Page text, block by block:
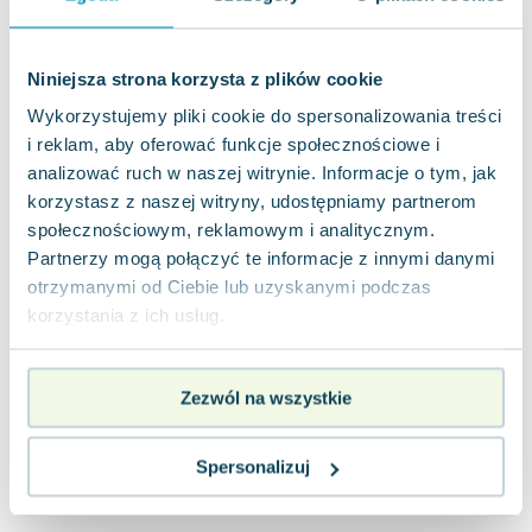
Niniejsza strona korzysta z plików cookie
Wykorzystujemy pliki cookie do spersonalizowania treści
i reklam, aby oferować funkcje społecznościowe i
analizować ruch w naszej witrynie. Informacje o tym, jak
korzystasz z naszej witryny, udostępniamy partnerom
społecznościowym, reklamowym i analitycznym.
Partnerzy mogą połączyć te informacje z innymi danymi
otrzymanymi od Ciebie lub uzyskanymi podczas
korzystania z ich usług.
Zezwól na wszystkie
Spersonalizuj
Aleksander Puszkin
Oscar Wilde
Małgorzata Ohme
Maddie Ziegler
Leszek Czarnecki
Joanna Racewicz
Maria Seweryn
Janina Zającówna
Eric Helms
Anna Prus (oprac.)
Nela Mała Reporterka
Virginia Woolf